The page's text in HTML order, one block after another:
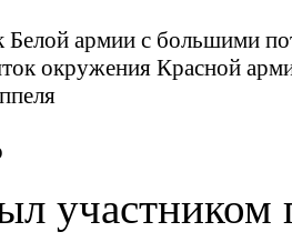
участником